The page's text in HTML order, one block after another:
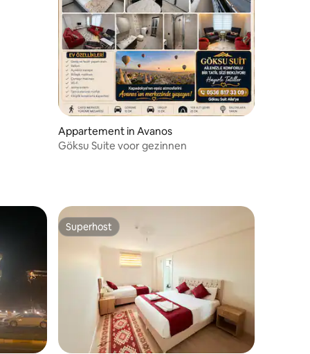
Appartement in Avanos
Göksu Suite voor gezinnen
Superhost
Superhost